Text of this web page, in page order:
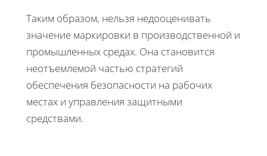
Таким образом, нельзя недооценивать
значение маркировки в производственной и
промышленных средах. Она становится
неотъемлемой частью стратегий
обеспечения безопасности на рабочих
местах и управления защитными
средствами.